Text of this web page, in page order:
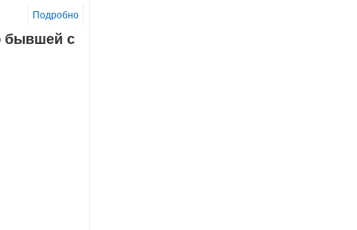
Подробно
бывшей с